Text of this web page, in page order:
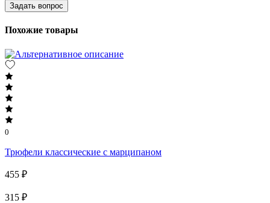
Задать вопрос
Похожие товары
0
Трюфели классические с марципаном
455 ₽
315 ₽